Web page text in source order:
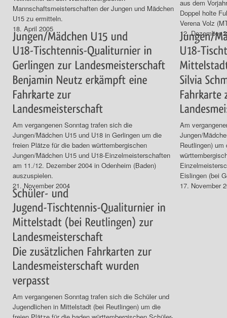
Mannschaftsmeisterschaften der Jungen und Mädchen
U15 zu ermitteln.
18. April 2005
aus dem
Doppel holte
Verena Volz
12. Dezember
Am vergangenen Sonntag trafen sich die
Jungen/Mädchen U15 und U18 in Gerlingen um die
freien Plätze für die baden württembergischen
Jungen/Mädchen U15 und U18-Einzelmeisterschaften
am 11./12. Dezember 2004 in Odenheim (Baden)
auszuspielen.
21. November 2004
Am
Jungen/
Reutlingen)
Eislingen (bei
17. November
Am vergangenen Sonntag trafen sich die Schüler und
Jugendlichen in Mittelstadt (bei Reutlingen) um die